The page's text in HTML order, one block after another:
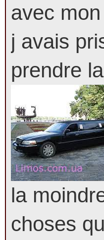
avec
j avais
prendre
la
choses